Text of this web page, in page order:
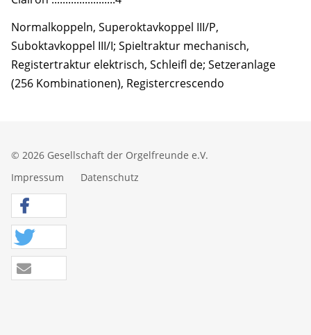
Normalkoppeln, Superoktavkoppel III/P,
Suboktavkoppel III/I; Spieltraktur mechanisch,
Registertraktur elektrisch, Schleifl de; Setzeranlage
(256 Kombinationen), Registercrescendo
© 2026 Gesellschaft der Orgelfreunde e.V.
Impressum
Datenschutz